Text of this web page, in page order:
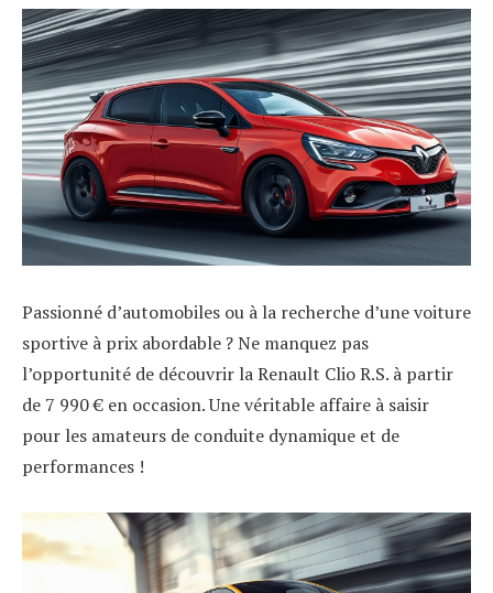
Passionné d’automobiles ou à la recherche d’une voiture
sportive à prix abordable ? Ne manquez pas
l’opportunité de découvrir la Renault Clio R.S. à partir
de 7 990 € en occasion. Une véritable affaire à saisir
pour les amateurs de conduite dynamique et de
performances !